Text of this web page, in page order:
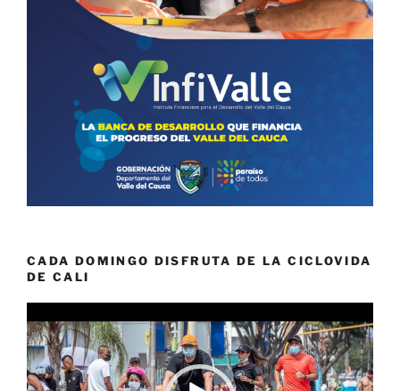
CADA DOMINGO DISFRUTA DE LA CICLOVIDA
DE CALI
de
vídeo